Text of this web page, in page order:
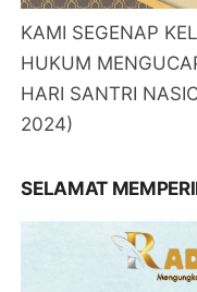
KAMI SEGENAP
HUKUM
HARI SANTRI
2024)
SELAMAT